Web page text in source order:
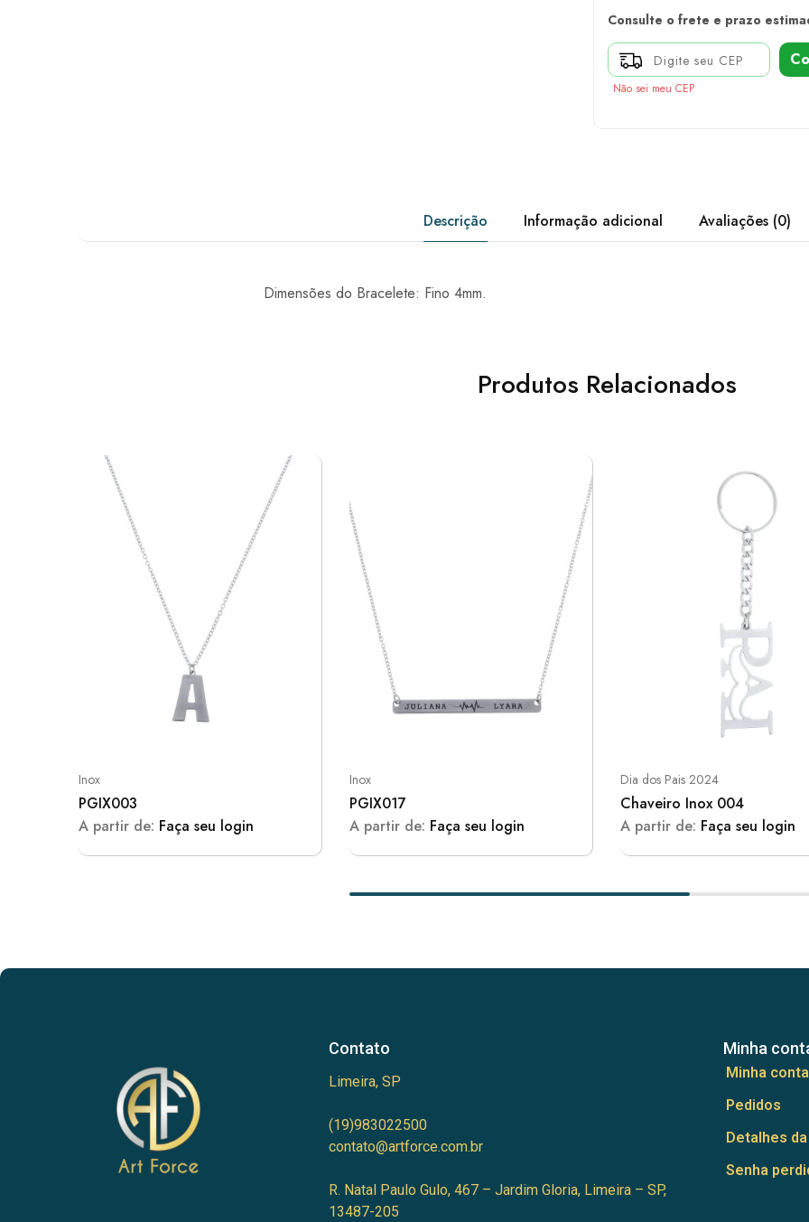
Consulte o frete e prazo
Não sei meu CEP
Descrição Informação adicional Avaliações (0)
Dimensões do Bracelete: Fino 4mm.
Produtos Relacionados
Inox
PGIX003
A partir de: Faça seu login
Inox
PGIX017
A partir de: Faça seu login
Dia dos Pais 2024
Chaveiro Inox 004
A partir de: Faça seu login
Contato
Limeira, SP
(19)983022500
contato@artforce.com.br
R. Natal Paulo Gulo, 467 – Jardim Gloria, Limeira – SP,
13487-205
Minha
Minha conta
Pedidos
Detalhes
Senha